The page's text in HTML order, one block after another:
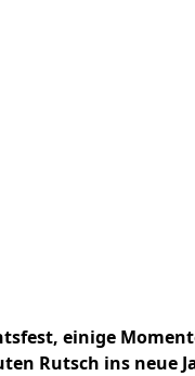
einige
Rutsch ins neue